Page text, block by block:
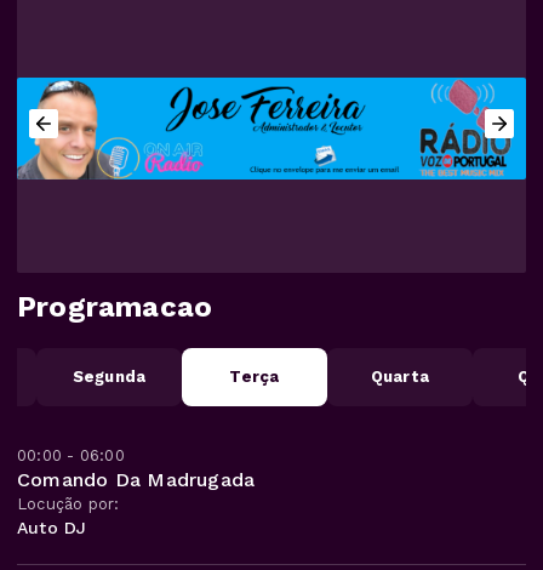
Programacao
Segunda Terça Quarta
00:00 - 06:00
Comando Da Madrugada
Locução por:
Auto DJ